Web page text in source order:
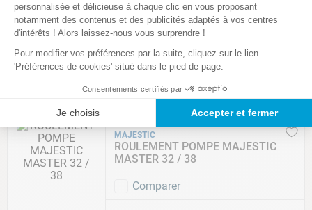
RACER
TURBINE POMPE HORS SOL RACER
1.50CV
Comparer
MAJESTIC
ROULEMENT POMPE MAJESTIC
MASTER 32 / 38
Comparer
personnalisée et délicieuse à chaque clic en vous proposant
notamment des contenus et des publicités adaptés à vos centres
d'intérêts ! Alors laissez-nous vous surprendre !
Pour modifier vos préférences par la suite, cliquez sur le lien
'Préférences de cookies' situé dans le pied de page.
Consentements certifiés par
Je choisis Accepter et fermer